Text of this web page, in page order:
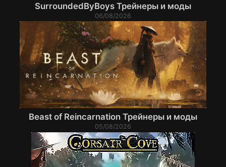
SurroundedByBoys Трейнеры и моды
06/08/2026
Beast of Reincarnation Трейнеры и моды
05/08/2026